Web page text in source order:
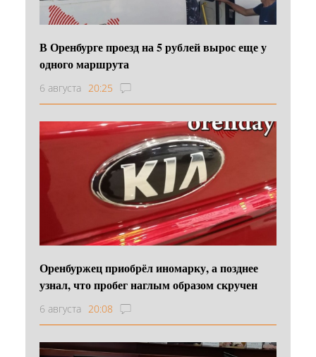
В Оренбурге проезд на 5 рублей вырос еще у
одного маршрута
6 августа 20:25
Оренбуржец приобрёл иномарку, а позднее
узнал, что пробег наглым образом скручен
6 августа 20:08